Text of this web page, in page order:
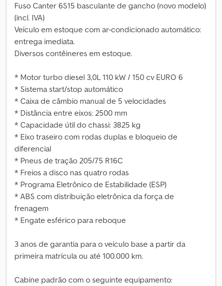
Fuso Canter 6S15 basculante de gancho (novo modelo)
(incl. IVA)
Veículo em estoque com ar-condicionado automático:
entrega imediata.
Diversos contêineres em estoque.
* Motor turbo diesel 3,0L 110 kW / 150 cv EURO 6
* Sistema start/stop automático
* Caixa de câmbio manual de 5 velocidades
* Distância entre eixos: 2500 mm
* Capacidade útil do chassi: 3825 kg
* Eixo traseiro com rodas duplas e bloqueio de
diferencial
* Pneus de tração 205/75 R16C
* Freios a disco nas quatro rodas
* Programa Eletrônico de Estabilidade (ESP)
* ABS com distribuição eletrônica da força de
frenagem
* Engate esférico para reboque
3 anos de garantia para o veículo base a partir da
primeira matrícula ou até 100.000 km.
Cabine padrão com o seguinte equipamento: